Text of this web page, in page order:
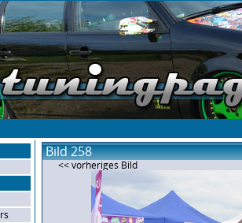
Bild 258
<< vorheriges Bild